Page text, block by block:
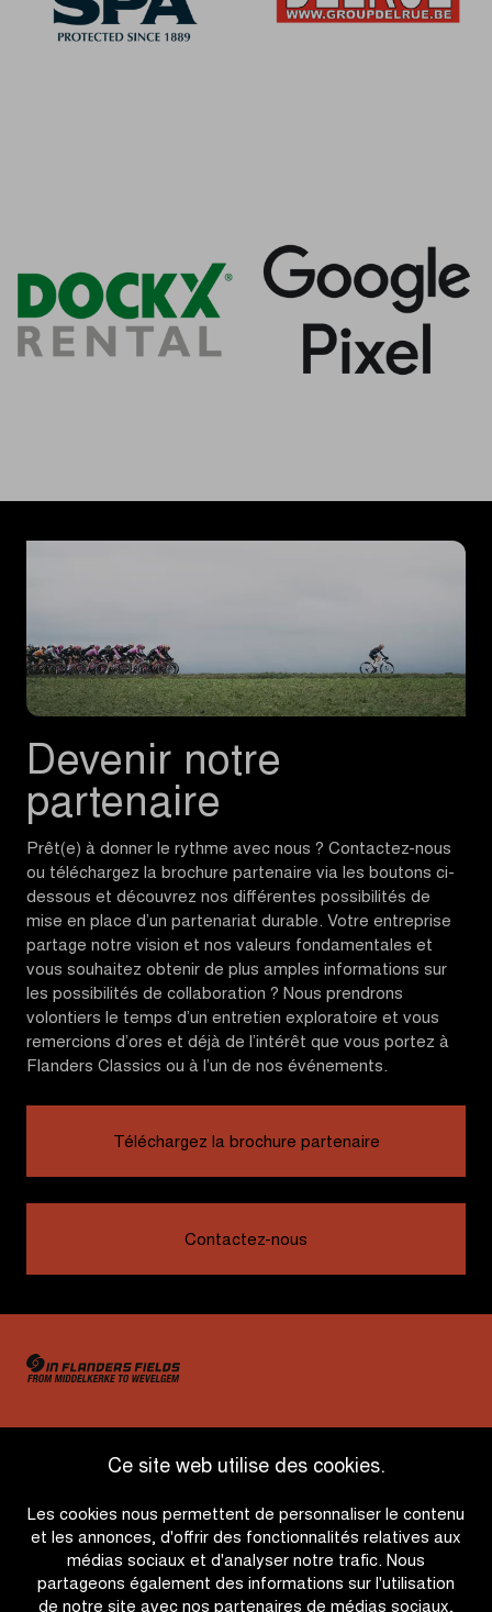
Ce site web utilise des cookies.
Les cookies nous permettent de personnaliser le contenu
et les annonces, d'offrir des fonctionnalités relatives aux
médias sociaux et d'analyser notre trafic. Nous
partageons également des informations sur l'utilisation
de notre site avec nos partenaires de médias sociaux,
Devenir notre
partenaire
Prêt(e) à donner le rythme avec nous ? Contactez-nous
ou téléchargez la brochure partenaire via les boutons ci-
dessous et découvrez nos différentes possibilités de
mise en place d’un partenariat durable. Votre entreprise
partage notre vision et nos valeurs fondamentales et
vous souhaitez obtenir de plus amples informations sur
les possibilités de collaboration ? Nous prendrons
volontiers le temps d’un entretien exploratoire et vous
remercions d’ores et déjà de l’intérêt que vous portez à
Flanders Classics ou à l’un de nos événements.
Téléchargez la brochure partenaire
Contactez-nous
OTHER RACES
QUICK LINKS